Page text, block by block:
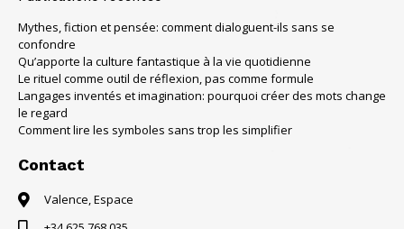
Mythes, fiction et pensée: comment dialoguent-ils sans se
confondre
Qu’apporte la culture fantastique à la vie quotidienne
Le rituel comme outil de réflexion, pas comme formule
Langages inventés et imagination: pourquoi créer des mots change
le regard
Comment lire les symboles sans trop les simplifier
Contact
Valence, Espace